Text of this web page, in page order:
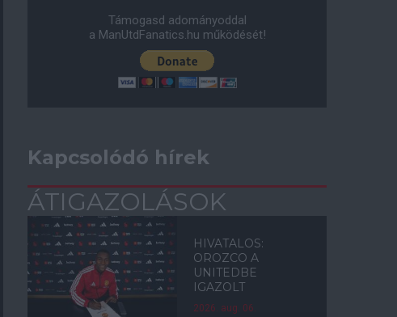
Támogasd adományoddal
a ManUtdFanatics.hu működését!
Kapcsolódó hírek
ÁTIGAZOLÁSOK
HIVATALOS:
OROZCO A
UNITEDBE
IGAZOLT
2026. aug. 06.